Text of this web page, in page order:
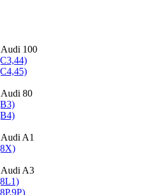
100
80
A1
A3